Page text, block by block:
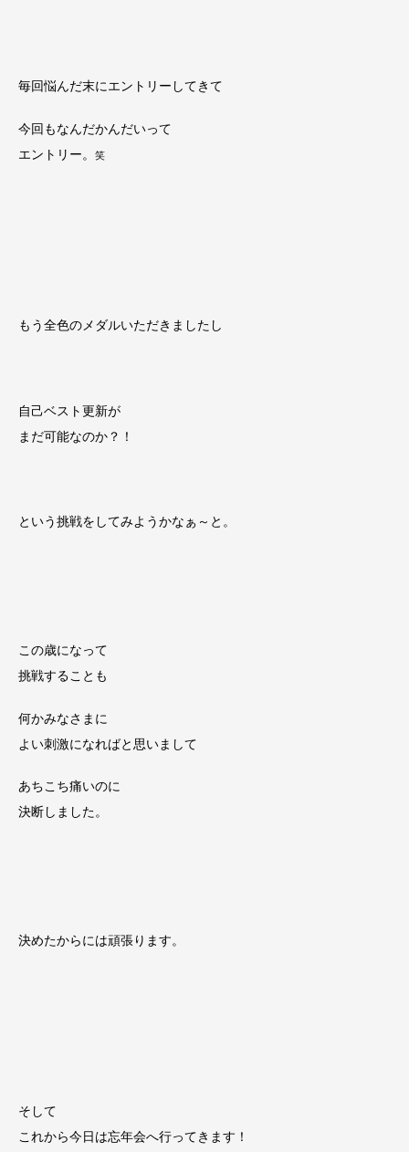
毎回悩んだ末にエントリーしてきて
今回もなんだかんだいって
エントリー。
笑
もう全色のメダルいただきましたし
自己ベスト更新が
まだ可能なのか？！
という挑戦をしてみようかなぁ～と。
この歳になって
挑戦することも
何かみなさまに
よい刺激になればと思いまして
あちこち痛いのに
決断しました。
決めたからには頑張ります。
そして
これから今日は忘年会へ行ってきます！